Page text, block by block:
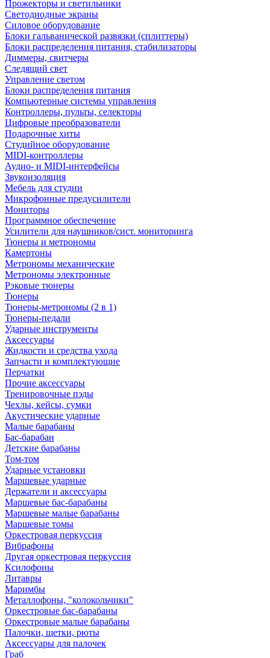
Прожекторы и светильники
Светодиодные экраны
Силовое оборудование
Блоки гальванической развязки (сплиттеры)
Блоки распределения питания, стабилизаторы
Диммеры, свитчеры
Следящий свет
Управление светом
Блоки распределения питания
Компьютерные системы управления
Контроллеры, пульты, селекторы
Цифровые преобразователи
Подарочные хиты
Студийное оборудование
MIDI-контроллеры
Аудио- и MIDI-интерфейсы
Звукоизоляция
Мебель для студии
Микрофонные предусилители
Мониторы
Программное обеспечение
Усилители для наушников/сист. мониторинга
Тюнеры и метрономы
Камертоны
Метрономы механические
Метрономы электронные
Рэковые тюнеры
Тюнеры
Тюнеры-метрономы (2 в 1)
Тюнеры-педали
Ударные инструменты
Аксессуары
Жидкости и средства ухода
Запчасти и комплектующие
Перчатки
Прочие аксессуары
Тренировочные пэды
Чехлы, кейсы, сумки
Акустические ударные
Mалые барабаны
Бас-барабан
Детские барабаны
Том-том
Ударные установки
Маршевые ударные
Держатели и аксессуары
Маршевые бас-барабаны
Маршевые малые барабаны
Маршевые томы
Оркестровая перкуссия
Вибрафоны
Другая оркестровая перкуссия
Ксилофоны
Литавры
Маримбы
Металлофоны, "колокольчики"
Оркестровые бас-барабаны
Оркестровые малые барабаны
Палочки, щетки, рюты
Аксессуары для палочек
Граб